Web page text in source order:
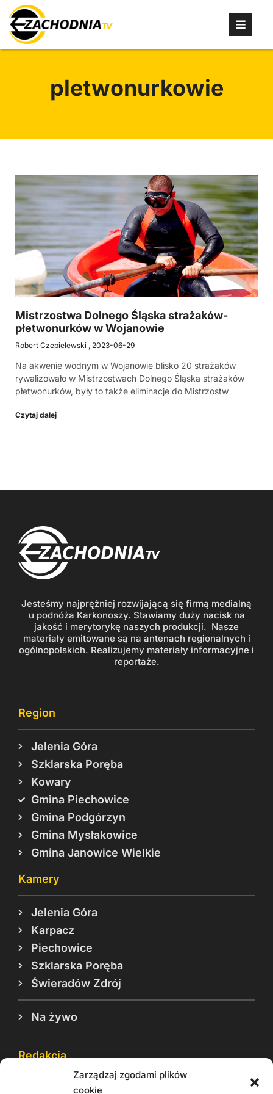
Zarządzaj zgodami plików
cookie
pletwonurkowie
Mistrzostwa Dolnego Śląska strażaków-
płetwonurków w Wojanowie
Robert Czepielewski 2023-06-29
Na akwenie wodnym w Wojanowie blisko 20 strażaków
rywalizowało w Mistrzostwach Dolnego Śląska strażaków
płetwonurków, były to także eliminacje do Mistrzostw
Czytaj dalej
Jesteśmy najprężniej rozwijającą się firmą medialną
u podnóża Karkonoszy. Stawiamy duży nacisk na
jakość i merytorykę naszych produkcji. Nasze
materiały emitowane są na antenach regionalnych i
ogólnopolskich. Realizujemy materiały informacyjne i
reportaże.
Region
Jelenia Góra
Szklarska Poręba
Kowary
Gmina Piechowice
Gmina Podgórzyn
Gmina Mysłakowice
Gmina Janowice Wielkie
Kamery
Jelenia Góra
Karpacz
Piechowice
Szklarska Poręba
Świeradów Zdrój
Na żywo
Redakcja
Reklama